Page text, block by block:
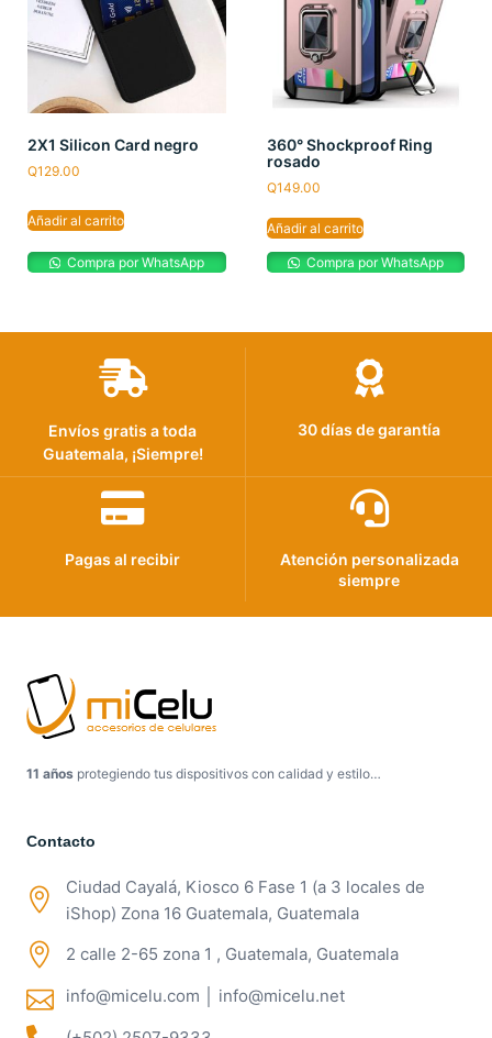
2X1 Silicon Card negro
Q129.00
Añadir al carrito
Compra por WhatsApp
360° Shockproof Ring
rosado
Q149.00
Añadir al carrito
Compra por WhatsApp
Envíos gratis a toda
Guatemala, ¡Siempre!
30 días de garantía
Pagas al recibir
Atención personalizada
siempre
11 años protegiendo tus dispositivos con calidad y estilo…
Contacto
Ciudad Cayalá, Kiosco 6 Fase 1 (a 3 locales de
iShop) Zona 16 Guatemala, Guatemala
2 calle 2-65 zona 1 , Guatemala, Guatemala
info@micelu.com │ info@micelu.net